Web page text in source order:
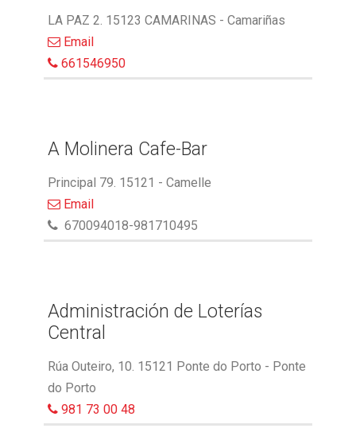
LA PAZ 2. 15123 CAMARINAS - Camariñas
Email
661546950
A Molinera Cafe-Bar
Principal 79. 15121 - Camelle
Email
670094018-981710495
Administración de Loterías
Central
Rúa Outeiro, 10. 15121 Ponte do Porto - Ponte
do Porto
981 73 00 48